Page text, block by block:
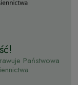
Państwowa